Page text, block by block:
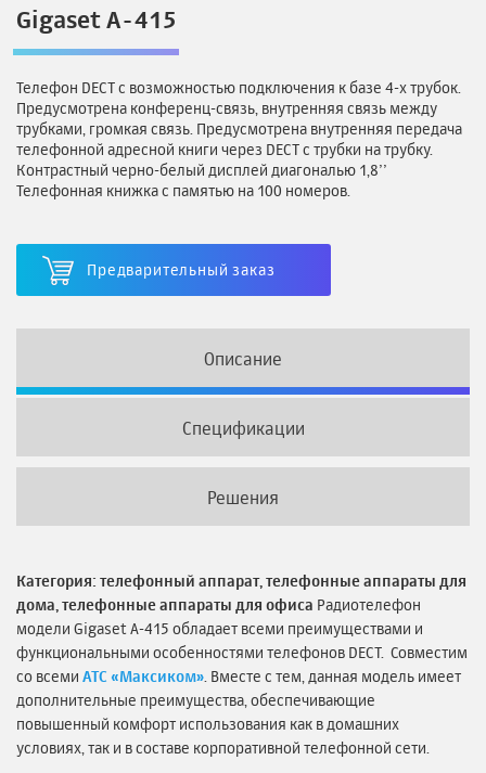
Gigaset A-415
Телефон DECT с возможностью подключения к базе 4-х трубок.
Предусмотрена конференц-связь, внутренняя связь между
трубками, громкая связь. Предусмотрена внутренняя передача
телефонной адресной книги через DECT с трубки на трубку.
Контрастный черно-белый дисплей диагональю 1,8’’
Телефонная книжка с памятью на 100 номеров.
Предварительный заказ
Описание
Спецификации
Решения
Категория: телефонный аппарат, телефонные аппараты для
дома, телефонные аппараты для офиса Радиотелефон
модели Gigaset A-415 обладает всеми преимуществами и
функциональными особенностями телефонов DECT. Совместим
со всеми АТС «Максиком» . Вместе с тем, данная модель имеет
дополнительные преимущества, обеспечивающие
повышенный комфорт использования как в домашних
условиях, так и в составе корпоративной телефонной сети.